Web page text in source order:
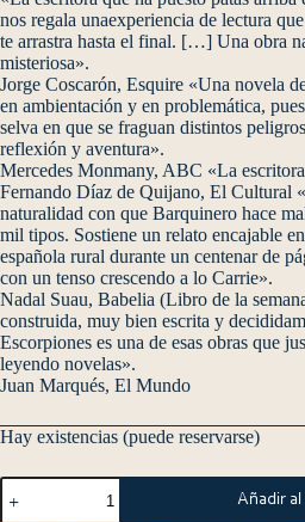
nos regala unaexperiencia de lectura
te arrastra hasta el final. […] Una obra
misteriosa».
Jorge Coscarón, Esquire «Una novela
en ambientación y en problemática,
selva en que se fraguan distintos
reflexión y aventura».
Mercedes Monmany, ABC «La
Fernando Díaz de Quijano, El Cultural
naturalidad con que Barquinero hace
mil tipos. Sostiene un relato encajable
española rural durante un centenar de
con un tenso crescendo a lo Carrie».
Nadal Suau, Babelia (Libro de la
construida, muy bien escrita y
Escorpiones es una de esas obras que
leyendo novelas».
Juan Marqués, El Mundo
Hay existencias (puede reservarse)
Añadir